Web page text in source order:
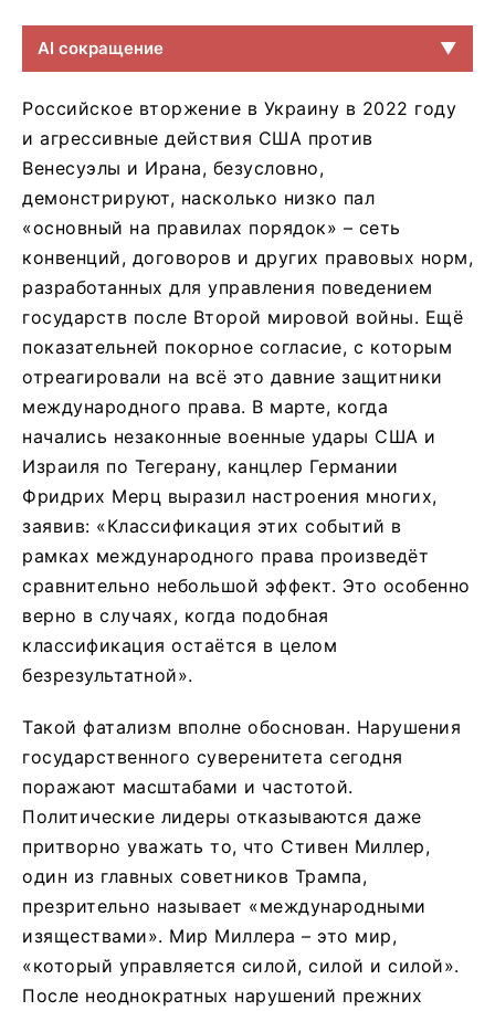
AI сокращение ▼
Российское вторжение в Украину в 2022 году
и агрессивные действия США против
Венесуэлы и Ирана, безусловно,
демонстрируют, насколько низко пал
«основный на правилах порядок» – сеть
конвенций, договоров и других правовых норм,
разработанных для управления поведением
государств после Второй мировой войны. Ещё
показательней покорное согласие, с которым
отреагировали на всё это давние защитники
международного права. В марте, когда
начались незаконные военные удары США и
Израиля по Тегерану, канцлер Германии
Фридрих Мерц выразил настроения многих,
заявив: «Классификация этих событий в
рамках международного права произведёт
сравнительно небольшой эффект. Это особенно
верно в случаях, когда подобная
классификация остаётся в целом
безрезультатной».
Такой фатализм вполне обоснован. Нарушения
государственного суверенитета сегодня
поражают масштабами и частотой.
Политические лидеры отказываются даже
притворно уважать то, что Стивен Миллер,
один из главных советников Трампа,
презрительно называет «международными
изяществами». Мир Миллера – это мир,
«который управляется силой, силой и силой».
После неоднократных нарушений прежних